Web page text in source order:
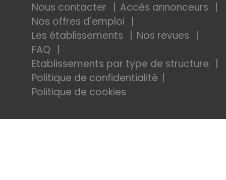
Nous contacter
Accès annonceurs
Nos offres d'emploi
Les établissements
Nos revues
FAQ
Etablissements par type de structure
Politique de confidentialité
Politique de cookies